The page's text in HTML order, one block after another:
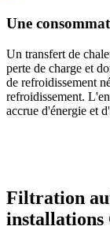
Une
Un transfert de
perte de charge et
de refroidissement
refroidissement.
accrue d'énergie et
Filtration
installations